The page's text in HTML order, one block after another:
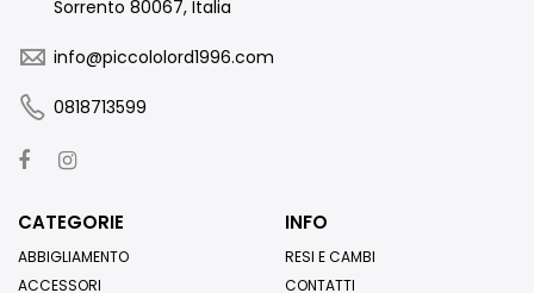
Sorrento 80067, Italia
info@piccololord1996.com
0818713599
CATEGORIE
ABBIGLIAMENTO
ACCESSORI
INFO
RESI E CAMBI
CONTATTI